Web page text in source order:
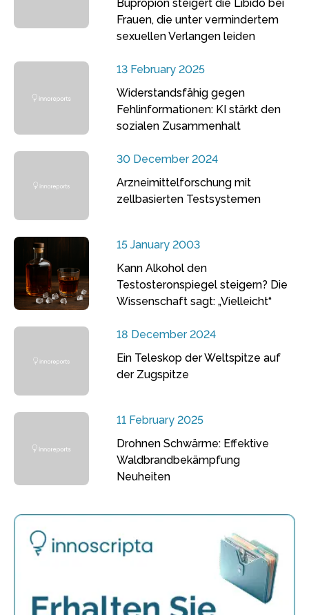
Bupropion steigert die Libido bei
Frauen, die unter vermindertem
sexuellen Verlangen leiden
13 February 2025
Widerstandsfähig gegen
Fehlinformationen: KI stärkt den
sozialen Zusammenhalt
30 December 2024
Arzneimittelforschung mit
zellbasierten Testsystemen
15 January 2003
Kann Alkohol den
Testosteronspiegel steigern? Die
Wissenschaft sagt: „Vielleicht“
18 December 2024
Ein Teleskop der Weltspitze auf
der Zugspitze
11 February 2025
Drohnen Schwärme: Effektive
Waldbrandbekämpfung
Neuheiten